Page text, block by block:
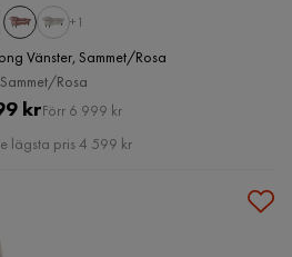
+1
Vänster, Sammet/Rosa
Sammet/Rosa
Pris
krOriginal
Pris
Förr 6 999 kr
lägsta pris 4 599 kr